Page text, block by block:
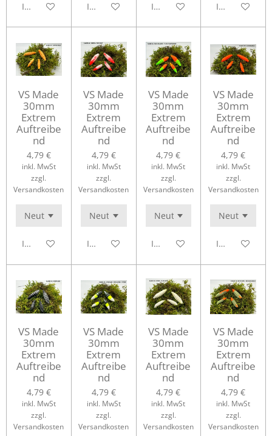
In den WarenkorbIn den WarenkorbIn den WarenkorbIn den
VS Made
30mm
Extrem
Auftreibe
nd
4,79 €
inkl. MwSt
zzgl.
Versandkosten
In den Warenkorb
VS Made
30mm
Extrem
Auftreibe
nd
4,79 €
inkl. MwSt
zzgl.
Versandkosten
In den Warenkorb
VS Made
30mm
Extrem
Auftreibe
nd
4,79 €
inkl. MwSt
zzgl.
Versandkosten
In den Warenkorb
VS Made
30mm
Extrem
Auftreibe
nd
4,79 €
inkl. MwSt
zzgl.
Versandkosten
In den
VS Made
30mm
Extrem
Auftreibe
nd
4,79 €
inkl. MwSt
zzgl.
Versandkosten
VS Made
30mm
Extrem
Auftreibe
nd
4,79 €
inkl. MwSt
zzgl.
Versandkosten
VS Made
30mm
Extrem
Auftreibe
nd
4,79 €
inkl. MwSt
zzgl.
Versandkosten
VS Made
30mm
Extrem
Auftreibe
nd
4,79 €
inkl. MwSt
zzgl.
Versandkosten